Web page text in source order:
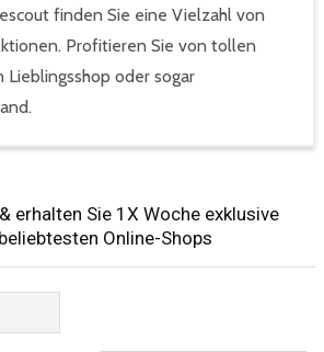
finden Sie eine Vielzahl von
Profitieren Sie von tollen
Lieblingsshop oder sogar
erhalten Sie 1X Woche exklusive
Online-Shops​